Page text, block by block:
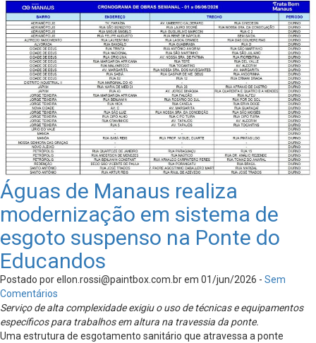
Águas de Manaus realiza
modernização em sistema de
esgoto suspenso na Ponte do
Educandos
Postado porellon.rossi@paintbox.com.brem 01/jun/2026 - Sem
Comentários
Serviço de alta complexidade exigiu o uso de técnicas e equipamentos
específicos para trabalhos em altura na travessia da ponte.
Uma estrutura de esgotamento sanitário que atravessa a ponte